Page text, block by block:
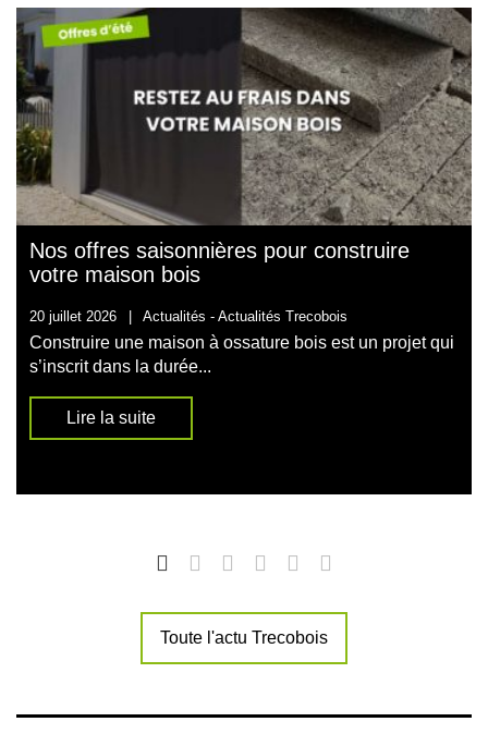
Nos offres saisonnières pour construire
votre maison bois
20 juillet 2026 | Actualités - Actualités Trecobois
Construire une maison à ossature bois est un projet qui
s’inscrit dans la durée...
Lire la suite
Toute l'actu Trecobois